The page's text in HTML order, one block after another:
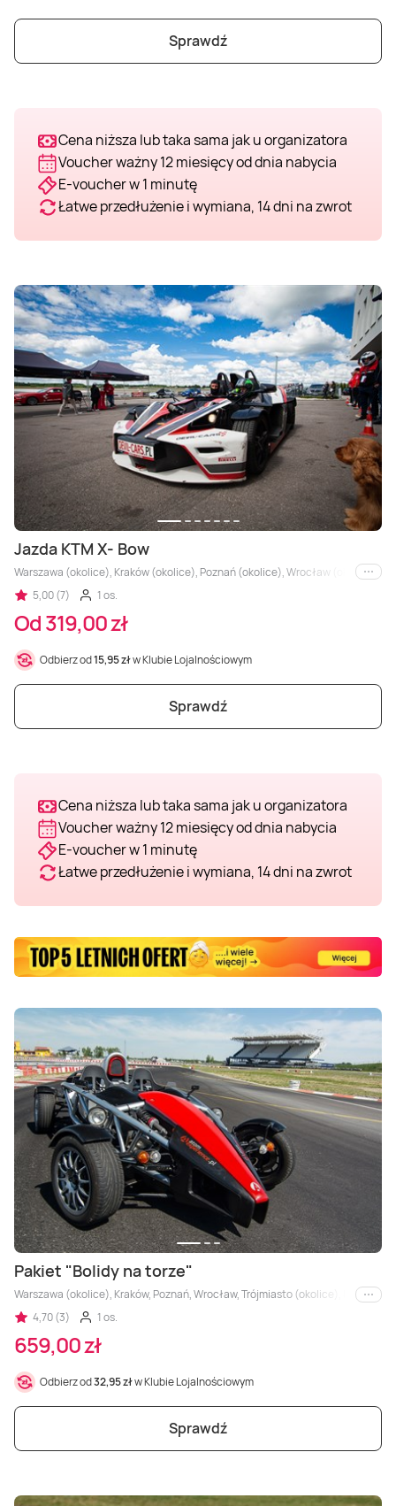
Masaż sportowy
Masaż Shiatsu
Masaż Antycellulitowy
Masaż całego ciała
Masaż czekoladą
Masaż Karku
Masaż orientalny
Jazda czołgiem
Pojazdy militarne
Wspinaczka
Tenis
SUP
Sprawdź
Cena niższa lub taka sama jak u organizatora
Voucher ważny 12 miesięcy od dnia nabycia
E-voucher w 1 minutę
Łatwe przedłużenie i wymiana, 14 dni na zwrot
Jazda KTM X- Bow
Warszawa (okolice), Kraków (okolice), Poznań (okolice), Wrocław (okolice),i inne
5,00 (7)
1 os.
Od 319,00 zł
Odbierz od15,95 złw Klubie Lojalnościowym
Sprawdź
Cena niższa lub taka sama jak u organizatora
Voucher ważny 12 miesięcy od dnia nabycia
E-voucher w 1 minutę
Łatwe przedłużenie i wymiana, 14 dni na zwrot
Pakiet "Bolidy na torze"
Warszawa (okolice), Kraków, Poznań, Wrocław, Trójmiasto (okolice), Łódźi inne
4,70 (3)
1 os.
659,00 zł
Odbierz od32,95 złw Klubie Lojalnościowym
Sprawdź